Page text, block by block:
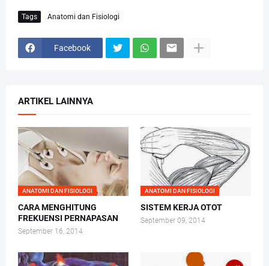
Tags Anatomi dan Fisiologi
Facebook
ARTIKEL LAINNYA
ANATOMI DAN FISIOLOGI
CARA MENGHITUNG
FREKUENSI PERNAPASAN
September 16, 2014
ANATOMI DAN FISIOLOGI
SISTEM KERJA OTOT
September 09, 2014